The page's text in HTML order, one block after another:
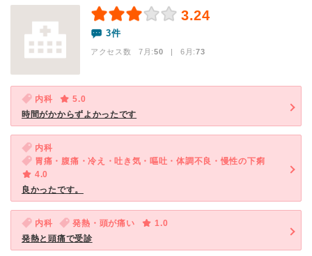
3.24
3件
アクセス数 7月:50 | 6月:73
内科
5.0
時間がかからずよかったです
内科
胃痛・腹痛・冷え・吐き気・嘔吐・体調不良・慢性の下痢
4.0
良かったです。
内科 発熱・頭が痛い
1.0
発熱と頭痛で受診